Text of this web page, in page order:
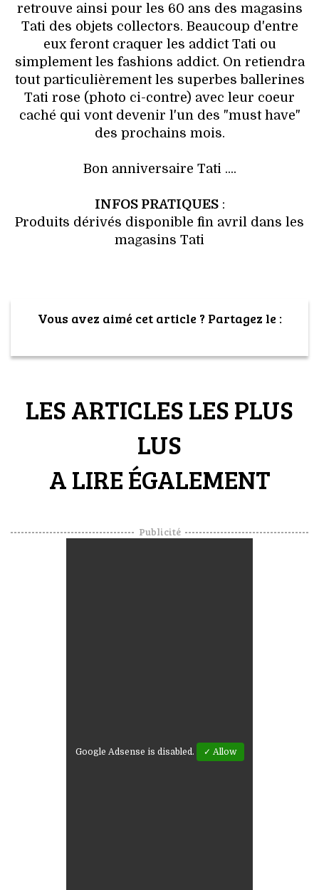
retrouve ainsi pour les 60 ans des magasins
Tati des objets collectors. Beaucoup d'entre
eux feront craquer les addict Tati ou
simplement les fashions addict. On retiendra
tout particulièrement les superbes ballerines
Tati rose (photo ci-contre) avec leur coeur
caché qui vont devenir l'un des "must have"
des prochains mois.
Bon anniversaire Tati ....
INFOS PRATIQUES:
Produits dérivés disponible fin avril dans les
magasins Tati
Vous avez aimé cet article ? Partagez le :
LES ARTICLES LES PLUS
LUS
A LIRE ÉGALEMENT
Publicité
Google Adsense is disabled. ✓ Allow